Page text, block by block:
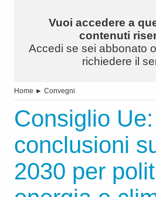
Vuoi accedere a
contenuti
Accedi se sei abbonato
richiedere il
Home ► Convegni
Consiglio Ue:
conclusioni
2030 per